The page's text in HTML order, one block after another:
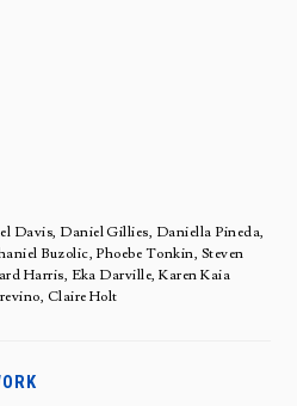
Davis, Daniel Gillies, Daniella Pineda,
Buzolic, Phoebe Tonkin, Steven
Harris, Eka Darville, Karen Kaia
Claire Holt